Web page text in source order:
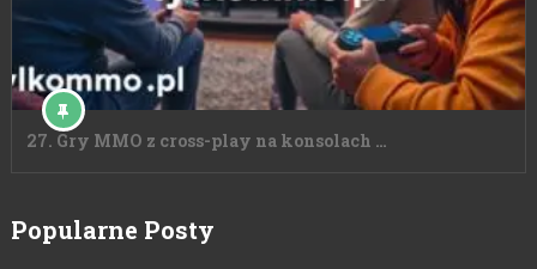
27. Gry MMO z cross-play na konsolach …
Popularne Posty